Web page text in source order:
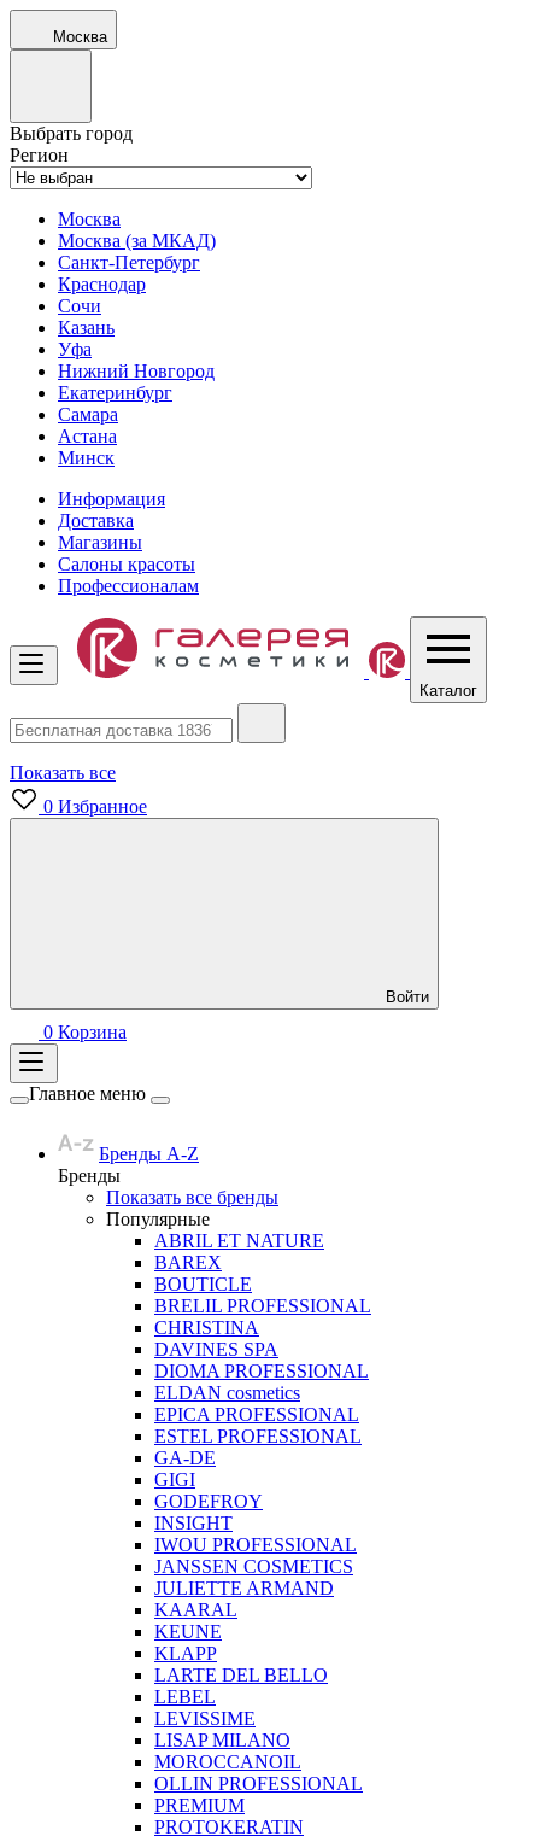
Москва
Выбрать город
Регион
Москва
Москва (за МКАД)
Санкт-Петербург
Краснодар
Сочи
Казань
Уфа
Нижний Новгород
Екатеринбург
Самара
Астана
Минск
Информация
Доставка
Магазины
Салоны красоты
Профессионалам
Каталог
Показать все
0 Избранное
Войти
0 Корзина
Главное меню
Бренды A-Z
Бренды
Показать все бренды
Популярные
ABRIL ET NATURE
BAREX
BOUTICLE
BRELIL PROFESSIONAL
CHRISTINA
DAVINES SPA
DIOMA PROFESSIONAL
ELDAN cosmetics
EPICA PROFESSIONAL
ESTEL PROFESSIONAL
GA-DE
GIGI
GODEFROY
INSIGHT
IWOU PROFESSIONAL
JANSSEN COSMETICS
JULIETTE ARMAND
KAARAL
KEUNE
KLAPP
LARTE DEL BELLO
LEBEL
LEVISSIME
LISAP MILANO
MOROCCANOIL
OLLIN PROFESSIONAL
PREMIUM
PROTOKERATIN